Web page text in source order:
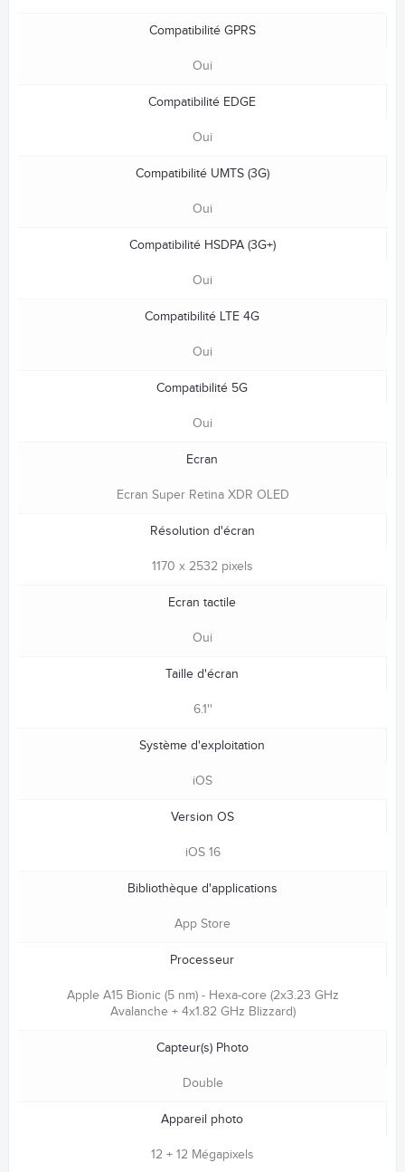
Compatibilité GPRS
Oui
Compatibilité EDGE
Oui
Compatibilité UMTS (3G)
Oui
Compatibilité HSDPA (3G+)
Oui
Compatibilité LTE 4G
Oui
Compatibilité 5G
Oui
Ecran
Ecran Super Retina XDR OLED
Résolution d'écran
1170 x 2532 pixels
Ecran tactile
Oui
Taille d'écran
6.1''
Système d'exploitation
iOS
Version OS
iOS 16
Bibliothèque d'applications
App Store
Processeur
Apple A15 Bionic (5 nm) - Hexa-core (2x3.23 GHz
Avalanche + 4x1.82 GHz Blizzard)
Capteur(s) Photo
Double
Appareil photo
12 + 12 Mégapixels